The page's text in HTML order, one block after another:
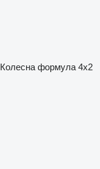
Колесна формула 4x2